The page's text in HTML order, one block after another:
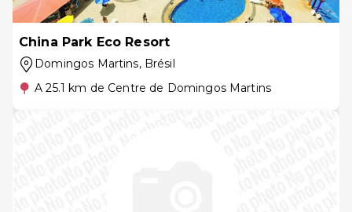
China Park Eco Resort
Domingos Martins, Brésil
A 25.1 km de Centre de Domingos Martins